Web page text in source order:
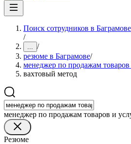
Поиск сотрудников в Баграмове
/
... /
резюме в Баграмове/
менеджер по продажам товаров
вахтовый метод
менеджер по продажам товаров и
Резюме